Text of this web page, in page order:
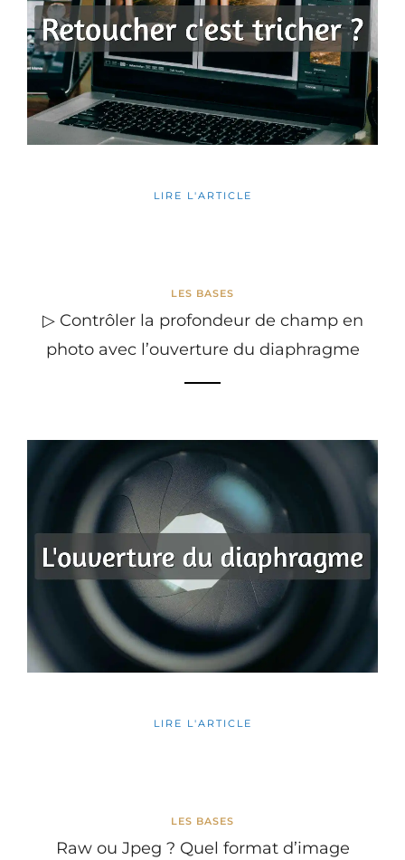
LIRE L'ARTICLE
LES BASES
▷ Contrôler la profondeur de champ en
photo avec l’ouverture du diaphragme
LIRE L'ARTICLE
LES BASES
Raw ou Jpeg ? Quel format d’image